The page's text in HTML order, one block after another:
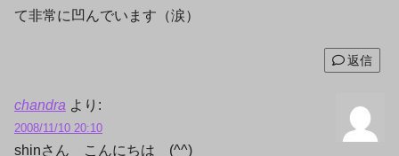
て非常に凹んでいます（涙）
返信
chandra より:
2008/11/10 20:10
shinさん こんにちは (^^)